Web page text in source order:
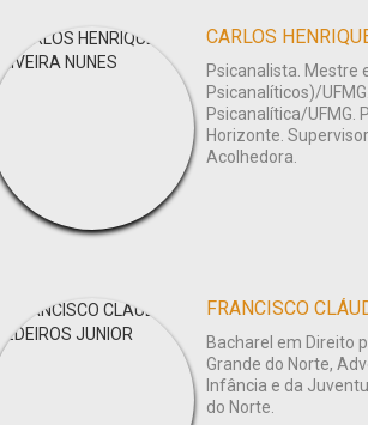
CARLOS
Psicanalista. Mestre
Psicanalíticos)/
Psicanalítica/UFMG.
Horizonte.
Acolhedora.
FRANCISCO
Bacharel em Direito
Grande do Norte,
Infância e da
do Norte.